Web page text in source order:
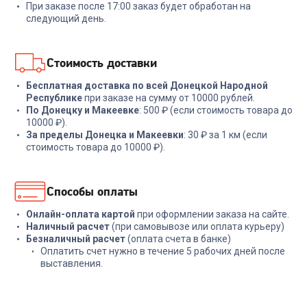
1 599₽ 10 999₽
При заказе после 17:00 заказ будет обработан на
следующий день.
Стоимость доставки
Бесплатная доставка по всей Донецкой Народной
Республикепри заказе на сумму от 10000 рублей.
По Донецку и Макеевке: 500 ₽ (если стоимость товара до
10000 ₽).
За пределы Донецка и Макеевки: 30 ₽ за 1 км (если
стоимость товара до 10000 ₽).
Способы оплаты
Онлайн-оплата картой при оформлении заказа на сайте.
Наличный расчет(при самовывозе или оплата курьеру)
Безналичный расчет(оплата счета в банке)
Оплатить счет нужно в течение 5 рабочих дней после
выставления.